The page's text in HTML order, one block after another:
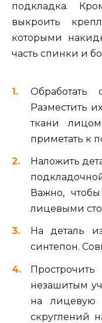
подкладка.
выкроить
которыми
часть спинки и
Обработать
Разместить
ткани
приметать к
Наложить
Важно,
лицевыми
На деталь
синтепон.
незашитым
на лицевую
скруглений